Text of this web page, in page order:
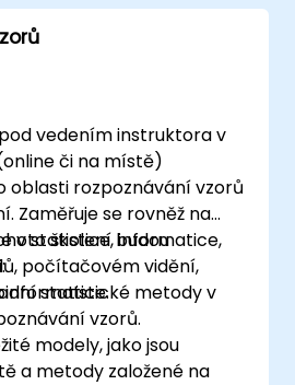
vedením instruktora v
či na místě)
oblasti rozpoznávání vzorů
Zaměřuje se rovněž na
v statistice, informatice,
počítačovém vidění,
školení budou
statistické metody v
vzorů.
modely, jako jsou
a metody založené na